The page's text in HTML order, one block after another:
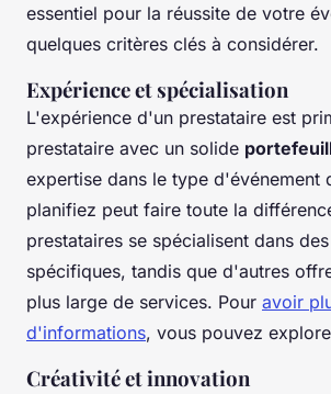
essentiel pour la réussite de votre
quelques critères clés à considérer.
Expérience et spécialisation
L'expérience d'un prestataire est
prestataire avec un solide
expertise dans le type d'événement
planifiez peut faire toute la
prestataires se spécialisent dans
spécifiques, tandis que d'autres
plus large de services. Pour avoir
d'informations, vous pouvez
Créativité et innovation